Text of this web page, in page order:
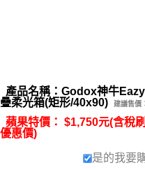
產品名稱：Godox神牛
疊柔光箱(矩形/40x90)
建議售價：
蘋果特價： $1,750元(含稅
優惠價)
是的我要